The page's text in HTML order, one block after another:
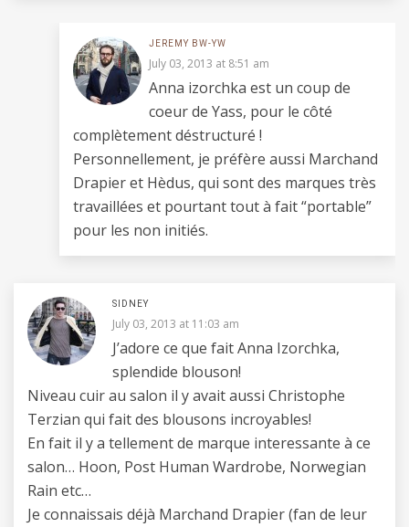
JEREMY BW-YW
July 03, 2013 at 8:51 am
Anna izorchka est un coup de
coeur de Yass, pour le côté
complètement déstructuré !
Personnellement, je préfère aussi Marchand
Drapier et Hèdus, qui sont des marques très
travaillées et pourtant tout à fait “portable”
pour les non initiés.
SIDNEY
July 03, 2013 at 11:03 am
J’adore ce que fait Anna Izorchka,
splendide blouson!
Niveau cuir au salon il y avait aussi Christophe
Terzian qui fait des blousons incroyables!
En fait il y a tellement de marque interessante à ce
salon… Hoon, Post Human Wardrobe, Norwegian
Rain etc…
Je connaissais déjà Marchand Drapier (fan de leur